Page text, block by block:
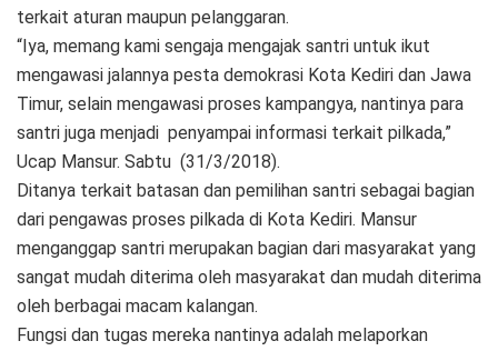
terkait aturan maupun pelanggaran.
“Iya, memang kami sengaja mengajak santri untuk ikut
mengawasi jalannya pesta demokrasi Kota Kediri dan Jawa
Timur, selain mengawasi proses kampangya, nantinya para
santri juga menjadi penyampai informasi terkait pilkada,”
Ucap Mansur. Sabtu (31/3/2018).
Ditanya terkait batasan dan pemilihan santri sebagai bagian
dari pengawas proses pilkada di Kota Kediri. Mansur
menganggap santri merupakan bagian dari masyarakat yang
sangat mudah diterima oleh masyarakat dan mudah diterima
oleh berbagai macam kalangan.
Fungsi dan tugas mereka nantinya adalah melaporkan